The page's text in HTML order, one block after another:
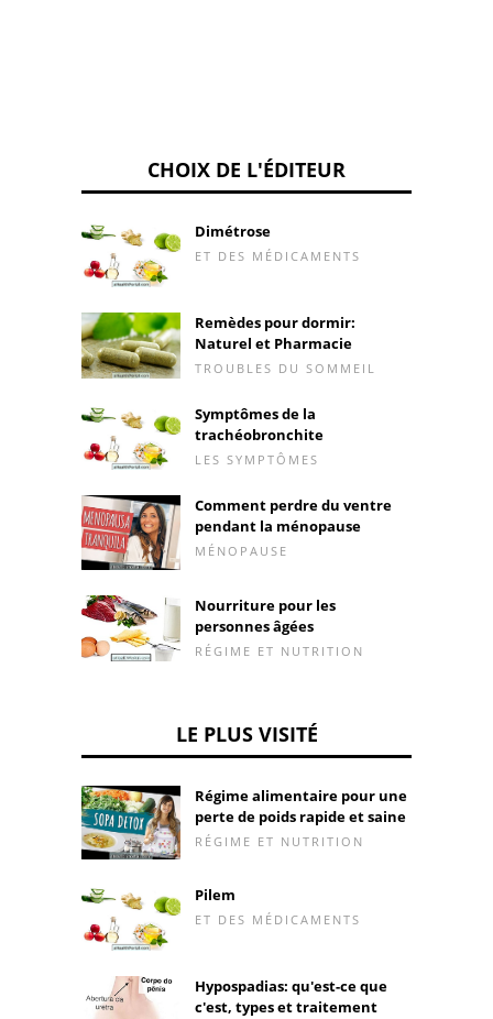
CHOIX DE L'ÉDITEUR
Dimétrose
ET DES MÉDICAMENTS
Remèdes pour dormir:
Naturel et Pharmacie
TROUBLES DU SOMMEIL
Symptômes de la
trachéobronchite
LES SYMPTÔMES
Comment perdre du ventre
pendant la ménopause
MÉNOPAUSE
Nourriture pour les
personnes âgées
RÉGIME ET NUTRITION
LE PLUS VISITÉ
Régime alimentaire pour une
perte de poids rapide et saine
RÉGIME ET NUTRITION
Pilem
ET DES MÉDICAMENTS
Hypospadias: qu'est-ce que
c'est, types et traitement